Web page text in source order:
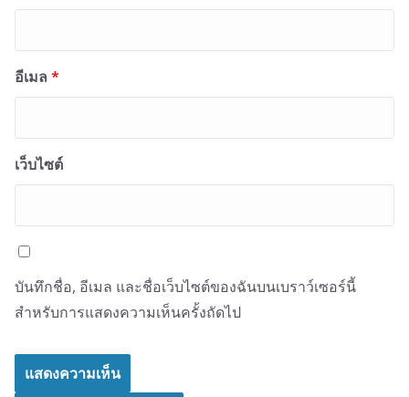
อีเมล *
เว็บไซต์
บันทึกชื่อ, อีเมล และชื่อเว็บไซต์ของฉันบนเบราว์เซอร์นี้
สำหรับการแสดงความเห็นครั้งถัดไป